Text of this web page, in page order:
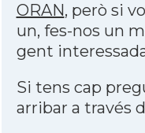
ORAN, però si
un, fes-nos un
gent
Si tens cap
arribar a través